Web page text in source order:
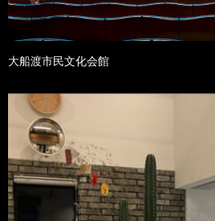
大船渡市民文化会館